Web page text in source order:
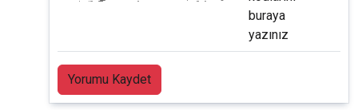
buraya
yazınız
Yorumu Kaydet